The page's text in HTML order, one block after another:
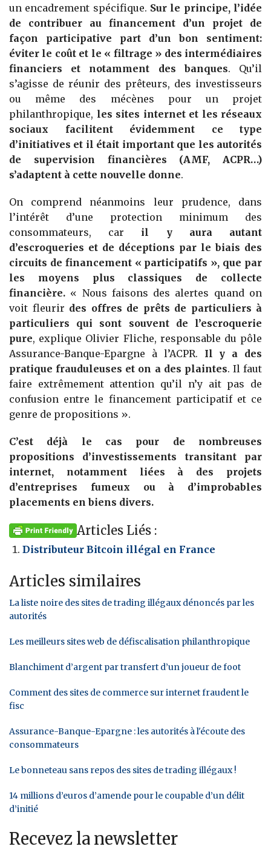
un encadrement spécifique. Sur le principe, l’idée
de contribuer au financement d’un projet de
façon participative part d’un bon sentiment:
éviter le coût et le « filtrage » des intermédiaires
financiers et notamment des banques. Qu’il
s’agisse de réunir des prêteurs, des investisseurs
ou même des mécènes pour un projet
philanthropique, les sites internet et les réseaux
sociaux facilitent évidemment ce type
d’initiatives et il était important que les autorités
de supervision financières (AMF, ACPR…)
s’adaptent à cette nouvelle donne.
On comprend néanmoins leur prudence, dans
l’intérêt d’une protection minimum des
consommateurs, car il y aura autant
d’escroqueries et de déceptions par le biais des
circuits de financement « participatifs », que par
les moyens plus classiques de collecte
financière. « Nous faisons des alertes quand on
voit fleurir des offres de prêts de particuliers à
particuliers qui sont souvent de l’escroquerie
pure, explique Olivier Fliche, responsable du pôle
Assurance-Banque-Epargne à l’ACPR. Il y a des
pratique frauduleuses et on a des plaintes. Il faut
faire extrêmement attention qu’il n’y ait pas de
confusion entre le financement participatif et ce
genre de propositions ».
C’est déjà le cas pour de nombreuses
propositions d’investissements transitant par
internet, notamment liées à des projets
d’entreprises fumeux ou à d’improbables
placements en biens divers.
Articles Liés :
Distributeur Bitcoin illégal en France
Articles similaires
La liste noire des sites de trading illégaux dénoncés par les
autorités
Les meilleurs sites web de défiscalisation philanthropique
Blanchiment d’argent par transfert d’un joueur de foot
Comment des sites de commerce sur internet fraudent le
fisc
Assurance-Banque-Epargne : les autorités à l'écoute des
consommateurs
Le bonneteau sans repos des sites de trading illégaux !
14 millions d’euros d’amende pour le coupable d’un délit
d’initié
Recevez la newsletter